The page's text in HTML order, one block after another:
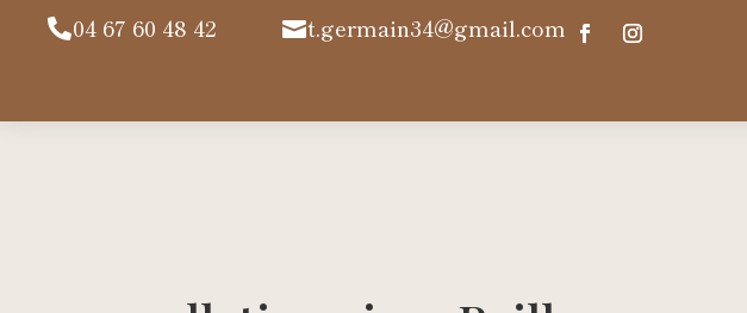
04 67 60 48 42 t.germain34@gmail.com